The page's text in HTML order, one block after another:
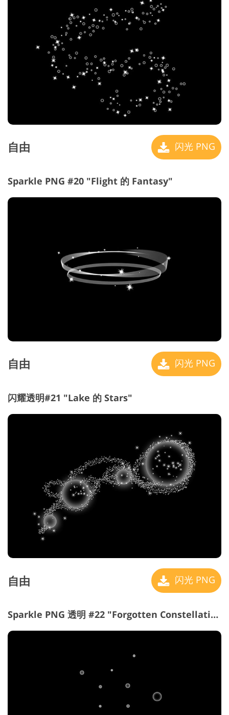
自由 闪光 PNG
Sparkle PNG #20 "Flight 的 Fantasy"
自由 闪光 PNG
闪耀透明#21 "Lake 的 Stars"
自由 闪光 PNG
Sparkle PNG 透明 #22 "Forgotten Constellations"